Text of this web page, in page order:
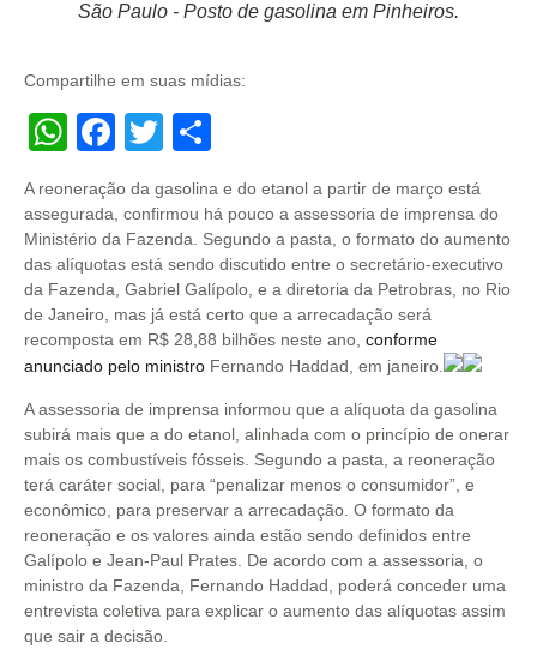
São Paulo - Posto de gasolina em Pinheiros.
Compartilhe em suas mídias:
WhatsApp
Facebook
Twitter
A reoneração da gasolina e do etanol a partir de março está
assegurada, confirmou há pouco a assessoria de imprensa do
Ministério da Fazenda. Segundo a pasta, o formato do aumento
das alíquotas está sendo discutido entre o secretário-executivo
da Fazenda, Gabriel Galípolo, e a diretoria da Petrobras, no Rio
de Janeiro, mas já está certo que a arrecadação será
recomposta em R$ 28,88 bilhões neste ano, conforme
anunciado pelo ministro Fernando Haddad, em janeiro.
A assessoria de imprensa informou que a alíquota da gasolina
subirá mais que a do etanol, alinhada com o princípio de onerar
mais os combustíveis fósseis. Segundo a pasta, a reoneração
terá caráter social, para “penalizar menos o consumidor”, e
econômico, para preservar a arrecadação. O formato da
reoneração e os valores ainda estão sendo definidos entre
Galípolo e Jean-Paul Prates. De acordo com a assessoria, o
ministro da Fazenda, Fernando Haddad, poderá conceder uma
entrevista coletiva para explicar o aumento das alíquotas assim
que sair a decisão.